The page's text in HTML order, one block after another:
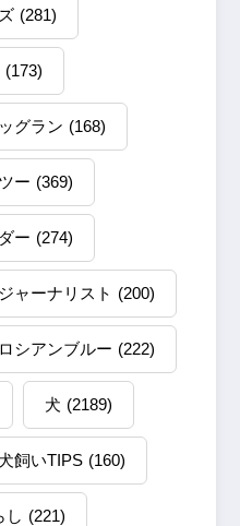
(281)
(173)
グラン (168)
ー (369)
ー (274)
ャーナリスト (200)
ロシアンブルー (222)
犬 (2189)
犬飼いTIPS (160)
し (221)